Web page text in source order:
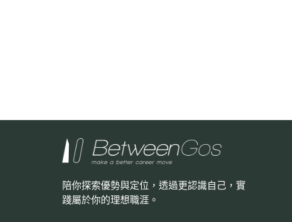
陪你探索優勢與定位，透過更認識自己，實
踐屬於你的理想職涯。